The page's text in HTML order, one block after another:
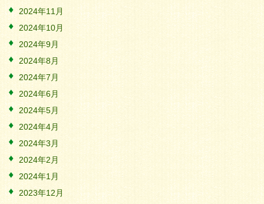
2024年11月
2024年10月
2024年9月
2024年8月
2024年7月
2024年6月
2024年5月
2024年4月
2024年3月
2024年2月
2024年1月
2023年12月